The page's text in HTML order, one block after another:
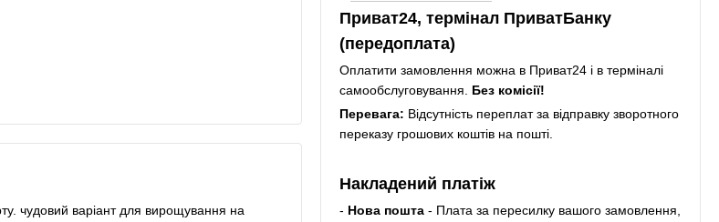
чудовий варіант для вирощування на
Приват24, термінал ПриватБанку
(передоплата)
Оплатити замовлення можна в Приват24 і в терміналі
самообслуговування. Без комісії!
Перевага: Відсутність переплат за відправку зворотного
переказу грошових коштів на пошті.
Накладений платіж
- Нова пошта- Плата за пересилку вашого замовлення,